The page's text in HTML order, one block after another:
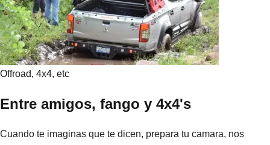
e
Offroad, 4x4, etc
Entre amigos, fango y 4x4's
Cuando te imaginas que te dicen, prepara tu camara, nos